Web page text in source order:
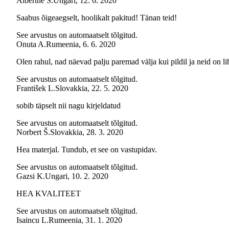
Saabus õigeaegselt, hoolikalt pakitud! Tänan teid!
See arvustus on automaatselt tõlgitud.
Onuta A.Rumeenia, 6. 6. 2020
Olen rahul, nad näevad palju paremad välja kui pildil ja neid on
See arvustus on automaatselt tõlgitud.
František L.Slovakkia, 22. 5. 2020
sobib täpselt nii nagu kirjeldatud
See arvustus on automaatselt tõlgitud.
Norbert Š.Slovakkia, 28. 3. 2020
Hea materjal. Tundub, et see on vastupidav.
See arvustus on automaatselt tõlgitud.
Gazsi K.Ungari, 10. 2. 2020
HEA KVALITEET
See arvustus on automaatselt tõlgitud.
Isaincu L.Rumeenia, 31. 1. 2020